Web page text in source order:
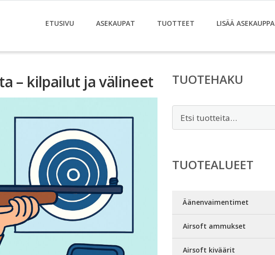
ETUSIVU ASEKAUPAT TUOTTEET LISÄÄ ASEKAUPPA
– kilpailut ja välineet TUOTEHAKU
TUOTEALUEET
Äänenvaimentimet
Airsoft ammukset
Airsoft kiväärit